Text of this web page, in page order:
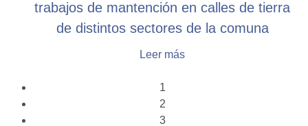
trabajos de mantención en calles de tierra
de distintos sectores de la comuna
Leer más
1
2
3